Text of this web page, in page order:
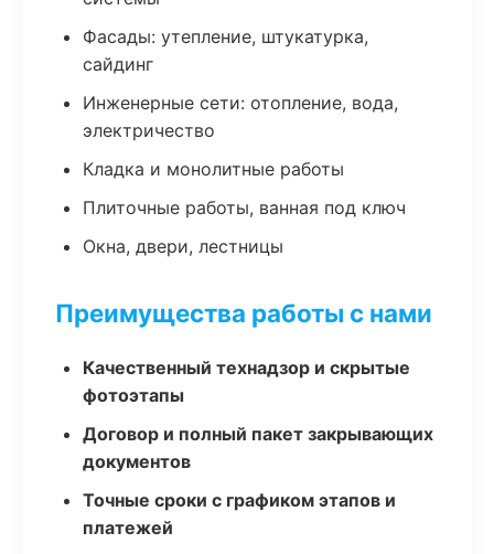
Фасады: утепление, штукатурка,
сайдинг
Инженерные сети: отопление, вода,
электричество
Кладка и монолитные работы
Плиточные работы, ванная под ключ
Окна, двери, лестницы
Преимущества работы с нами
Качественный технадзор и скрытые
фотоэтапы
Договор и полный пакет закрывающих
документов
Точные сроки с графиком этапов и
платежей